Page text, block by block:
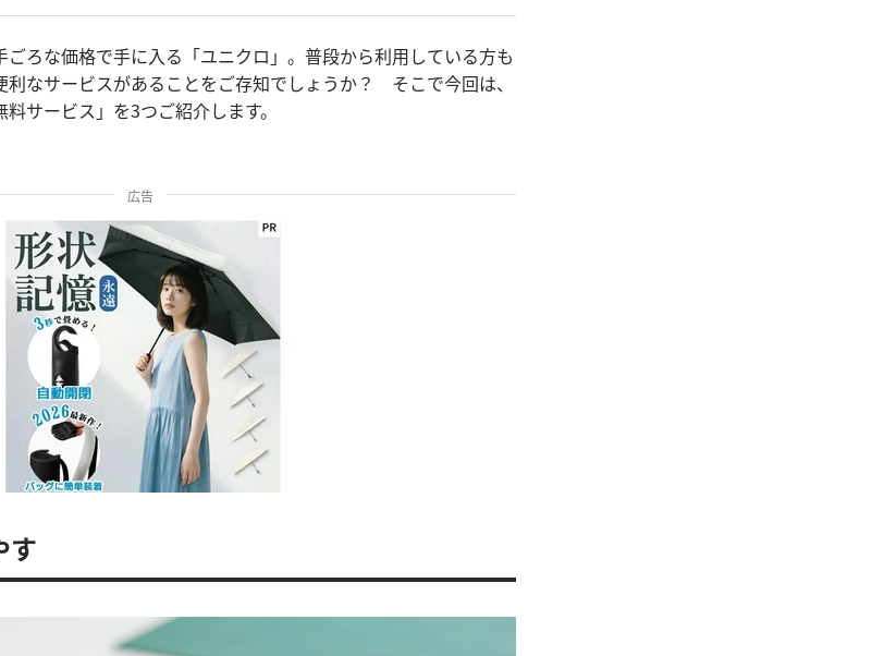
ろな価格で手に入る「ユニクロ」。普段から利用している方も
なサービスがあることをご存知でしょうか？ そこで今回は、
サービス」を3つご紹介します。
広告
す